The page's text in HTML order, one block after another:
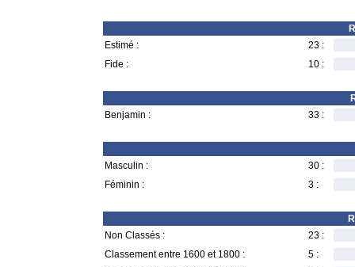
Estimé :
23 :
Fide :
10 :
Benjamin :
33 :
Masculin :
30 :
Féminin :
3 :
Non Classés :
23 :
Classement entre 1600 et 1800 :
5 :